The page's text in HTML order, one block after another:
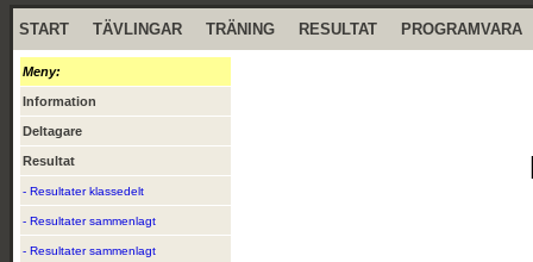
START TÄVLINGAR TRÄNING RESULTAT PROGRAMVARA
Meny:
Information
Deltagare
Resultat
- Resultater klassedelt
- Resultater sammenlagt
- Resultater sammenlagt